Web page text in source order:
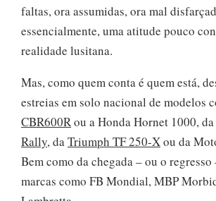
faltas, ora assumidas, ora mal
essencialmente, uma atitude pouco
realidade lusitana.
Mas, como quem conta é quem está,
estreias em solo nacional de modelos
CBR600R ou a Honda Hornet 1000, da
Rally, da Triumph TF 250-Xou da
Bem como da chegada – ou o
marcas como FB Mondial, MBP